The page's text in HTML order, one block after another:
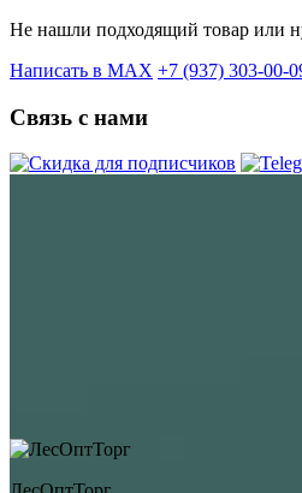
Не нашли подходящий товар или
Написать в MAX +7 (937) 303-00-
Связь с нами